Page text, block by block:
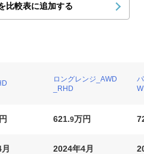
比較表に追加する
ロングレンジ_AWD
_RHD
621.9万円
2024年4月